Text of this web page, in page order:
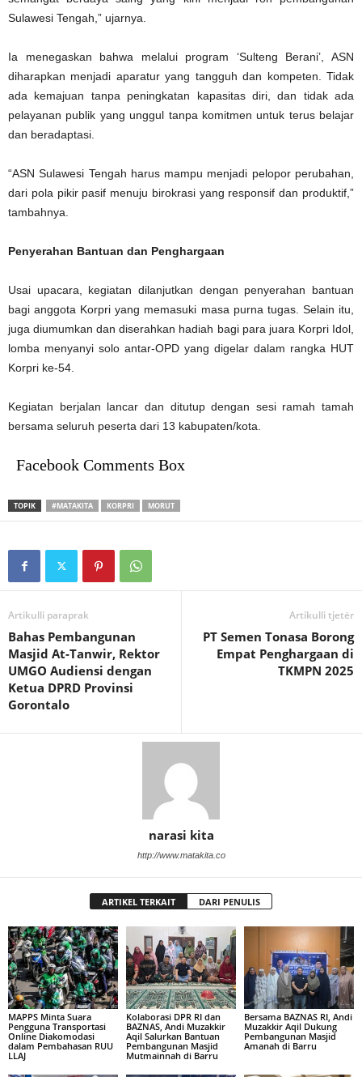
Sulawesi Tengah,” ujarnya.
Ia menegaskan bahwa melalui program ‘Sulteng Berani’, ASN
diharapkan menjadi aparatur yang tangguh dan kompeten. Tidak
ada kemajuan tanpa peningkatan kapasitas diri, dan tidak ada
pelayanan publik yang unggul tanpa komitmen untuk terus belajar
dan beradaptasi.
“ASN Sulawesi Tengah harus mampu menjadi pelopor perubahan,
dari pola pikir pasif menuju birokrasi yang responsif dan produktif,”
tambahnya.
Penyerahan Bantuan dan Penghargaan
Usai upacara, kegiatan dilanjutkan dengan penyerahan bantuan
bagi anggota Korpri yang memasuki masa purna tugas. Selain itu,
juga diumumkan dan diserahkan hadiah bagi para juara Korpri Idol,
lomba menyanyi solo antar-OPD yang digelar dalam rangka HUT
Korpri ke-54.
Kegiatan berjalan lancar dan ditutup dengan sesi ramah tamah
bersama seluruh peserta dari 13 kabupaten/kota.
Facebook Comments Box
TOPIK #MATAKITA KORPRI MORUT
Artikulli paraprak
Bahas Pembangunan
Masjid At-Tanwir, Rektor
UMGO Audiensi dengan
Ketua DPRD Provinsi
Gorontalo
Artikulli tjetër
PT Semen Tonasa Borong
Empat Penghargaan di
TKMPN 2025
narasi kita
http://www.matakita.co
ARTIKEL TERKAIT DARI PENULIS
MAPPS Minta Suara
Pengguna Transportasi
Online Diakomodasi
dalam Pembahasan RUU
LLAJ
Kolaborasi DPR RI dan
BAZNAS, Andi Muzakkir
Aqil Salurkan Bantuan
Pembangunan Masjid
Mutmainnah di Barru
Bersama BAZNAS RI, Andi
Muzakkir Aqil Dukung
Pembangunan Masjid
Amanah di Barru